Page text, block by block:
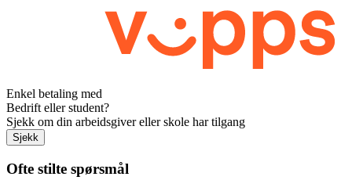
Enkel betaling med
Bedrift eller student?
Sjekk om din arbeidsgiver eller skole har tilgang
Sjekk
Ofte stilte spørsmål